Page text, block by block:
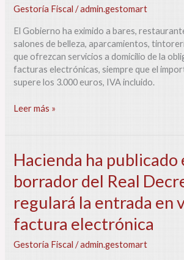
Gestoría Fiscal /admin.gestomart
El Gobierno ha eximido a bares,
salones de belleza, aparcamientos,
que ofrezcan servicios a domicilio de la
facturas electrónicas, siempre que el
supere los 3.000 euros, IVA incluido.
fraccionados:
Hacienda
aclara
los
para
2025
de
2024
Leer más »
Hacienda ha publicado
borrador del Real
regulará la entrada en
factura electrónica
Gestoría Fiscal /admin.gestomart
Hacienda
ha
publicado
borrador
del
Real
Decreto